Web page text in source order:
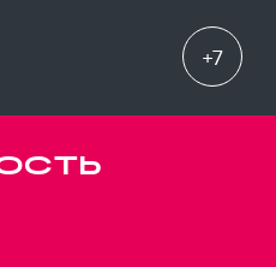
+7